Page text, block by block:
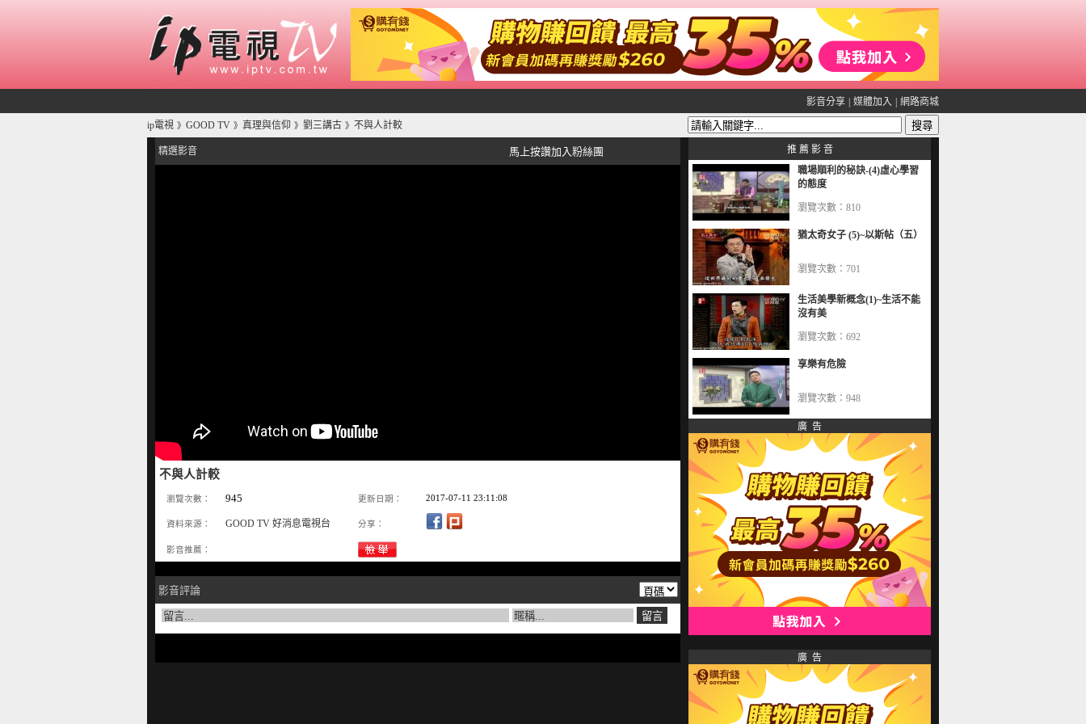
影音分享 媒體加入 網路商城
ip電視 》 GOOD TV 》 真理與信仰 》 劉三講古 》 不與人計較
精選影音 馬上按讚加入粉絲團
不與人計較
瀏覽次數： 945 更新日期： 2017-07-11 23:11:08
資料來源： GOOD TV 好消息電視台 分享：
影音推薦：
影音評論
推 薦 影 音
職場順利的秘訣-(4)虛心學習
的態度
瀏覽次數：810
猶太奇女子 (5)~以斯帖（五）
瀏覽次數：701
生活美學新概念(1)~生活不能
沒有美
瀏覽次數：692
享樂有危險
瀏覽次數：948
廣 告
廣 告